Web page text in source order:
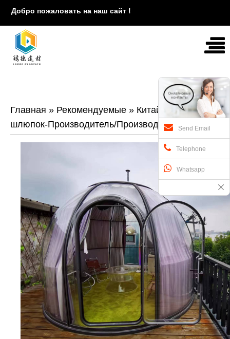
Добро пожаловать на наш сайт !
Главная » Рекомендуемые » Китай-снабжение
шлюпок-Производитель/ПроизводителиSend Email
Telephone
Whatsapp